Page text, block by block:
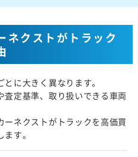
ネクストがトラック
に大きく異なります。
査定基準、取り扱いできる車両
ーネクストがトラックを高価買
す。